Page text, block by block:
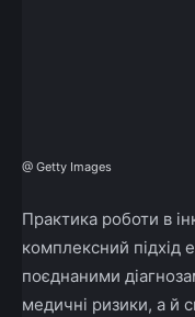
@ Getty Images
Практика роботи в
комплексний підхід
поєднаними
медичні ризики, а й